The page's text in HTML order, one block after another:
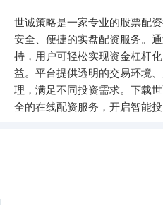
世诚策略是一家专业的股票配
安全、便捷的实盘配资服务。
持，用户可轻松实现资金杠杆
益。平台提供透明的交易环境
理，满足不同投资需求。下载
全的在线配资服务，开启智能投